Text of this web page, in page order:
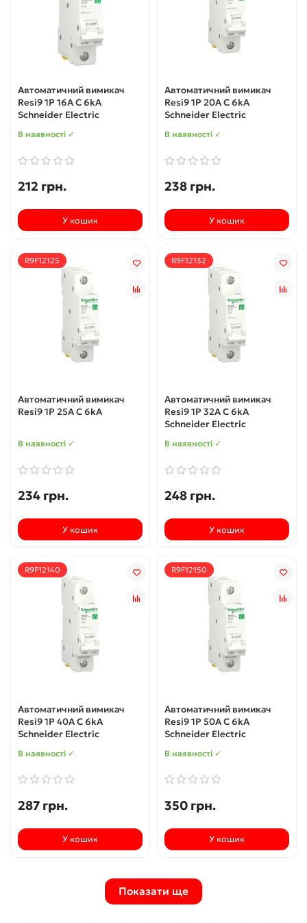
Автоматичний вимикач
Resi9 1P 16A C 6kA
Schneider Electric
В наявності ✓
212 грн.
У кошик
Автоматичний вимикач
Resi9 1P 20A C 6kA
Schneider Electric
В наявності ✓
238 грн.
У кошик
R9F12125
Автоматичний вимикач
Resi9 1P 25A C 6kA
В наявності ✓
234 грн.
У кошик
R9F12132
Автоматичний вимикач
Resi9 1P 32A C 6kA
Schneider Electric
В наявності ✓
248 грн.
У кошик
R9F12140
Автоматичний вимикач
Resi9 1P 40A C 6kA
Schneider Electric
В наявності ✓
287 грн.
У кошик
R9F12150
Автоматичний вимикач
Resi9 1P 50A C 6kA
Schneider Electric
В наявності ✓
350 грн.
У кошик
Показати ще